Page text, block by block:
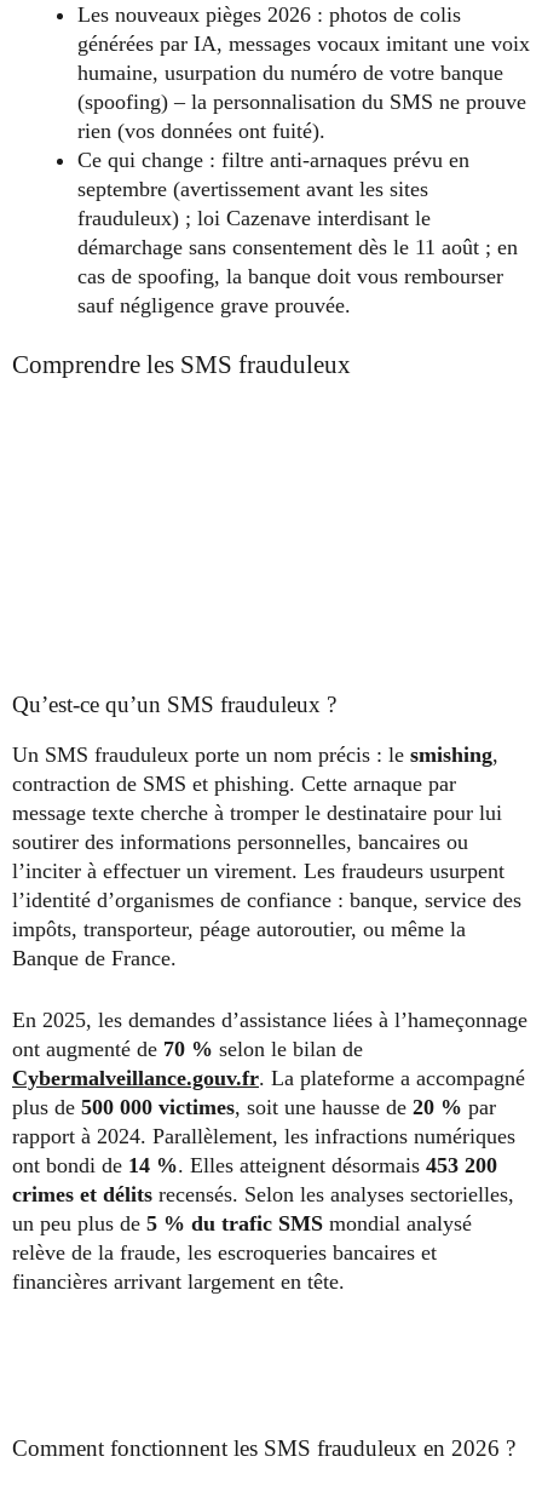
Les nouveaux pièges 2026 : photos de colis
générées par IA, messages vocaux imitant une voix
humaine, usurpation du numéro de votre banque
(spoofing) – la personnalisation du SMS ne prouve
rien (vos données ont fuité).
Ce qui change : filtre anti-arnaques prévu en
septembre (avertissement avant les sites
frauduleux) ; loi Cazenave interdisant le
démarchage sans consentement dès le 11 août ; en
cas de spoofing, la banque doit vous rembourser
sauf négligence grave prouvée.
Comprendre les SMS frauduleux
Qu’est-ce qu’un SMS frauduleux ?
Un SMS frauduleux porte un nom précis : le smishing,
contraction de SMS et phishing. Cette arnaque par
message texte cherche à tromper le destinataire pour lui
soutirer des informations personnelles, bancaires ou
l’inciter à effectuer un virement. Les fraudeurs usurpent
l’identité d’organismes de confiance : banque, service des
impôts, transporteur, péage autoroutier, ou même la
Banque de France.
En 2025, les demandes d’assistance liées à l’hameçonnage
ont augmenté de 70 % selon le bilan de
Cybermalveillance.gouv.fr. La plateforme a accompagné
plus de 500 000 victimes, soit une hausse de 20 % par
rapport à 2024. Parallèlement, les infractions numériques
ont bondi de 14 %. Elles atteignent désormais 453 200
crimes et délits recensés. Selon les analyses sectorielles,
un peu plus de 5 % du trafic SMS mondial analysé
relève de la fraude, les escroqueries bancaires et
financières arrivant largement en tête.
Comment fonctionnent les SMS frauduleux en 2026 ?